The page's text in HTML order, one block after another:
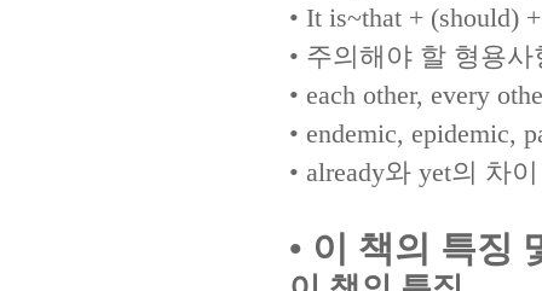
• It is~that + (should)
• 주의해야 할 형용
• each other, every
• endemic, epidemic,
• already와 yet의 차이
• 이 책의 특징